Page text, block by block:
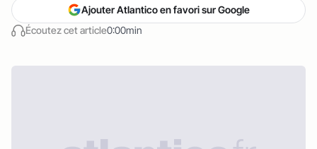
Écoutez cet article0:00min
Ajouter Atlantico en favori sur Google